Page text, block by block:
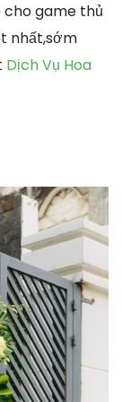
game thủ
nhất,sớm
Dịch Vụ Hoa